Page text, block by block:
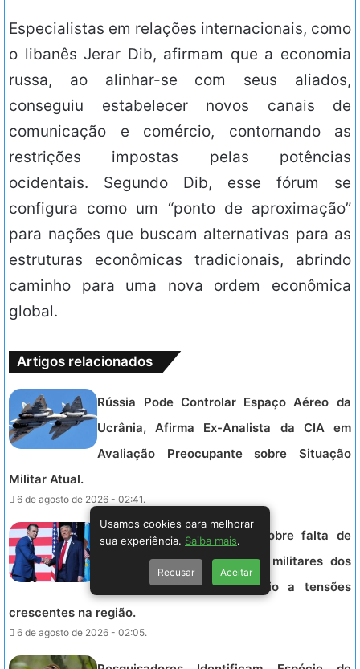
Especialistas em relações internacionais, como
o libanês Jerar Dib, afirmam que a economia
russa, ao alinhar-se com seus aliados,
conseguiu estabelecer novos canais de
comunicação e comércio, contornando as
restrições impostas pelas potências
ocidentais. Segundo Dib, esse fórum se
configura como um “ponto de aproximação”
para nações que buscam alternativas para as
estruturas econômicas tradicionais, abrindo
caminho para uma nova ordem econômica
global.
Artigos relacionados
Rússia Pode Controlar Espaço Aéreo da
Ucrânia, Afirma Ex-Analista da CIA em
Avaliação Preocupante sobre Situação
Militar Atual.
6 de agosto de 2026 - 02:41.
Trump cobra explicações sobre falta de
munições que limita ações militares dos
EUA contra o Irã, em meio a tensões
crescentes na região.
6 de agosto de 2026 - 02:05.
Usamos cookies para melhorar
sua experiência. Saiba mais.
Recusar Aceitar